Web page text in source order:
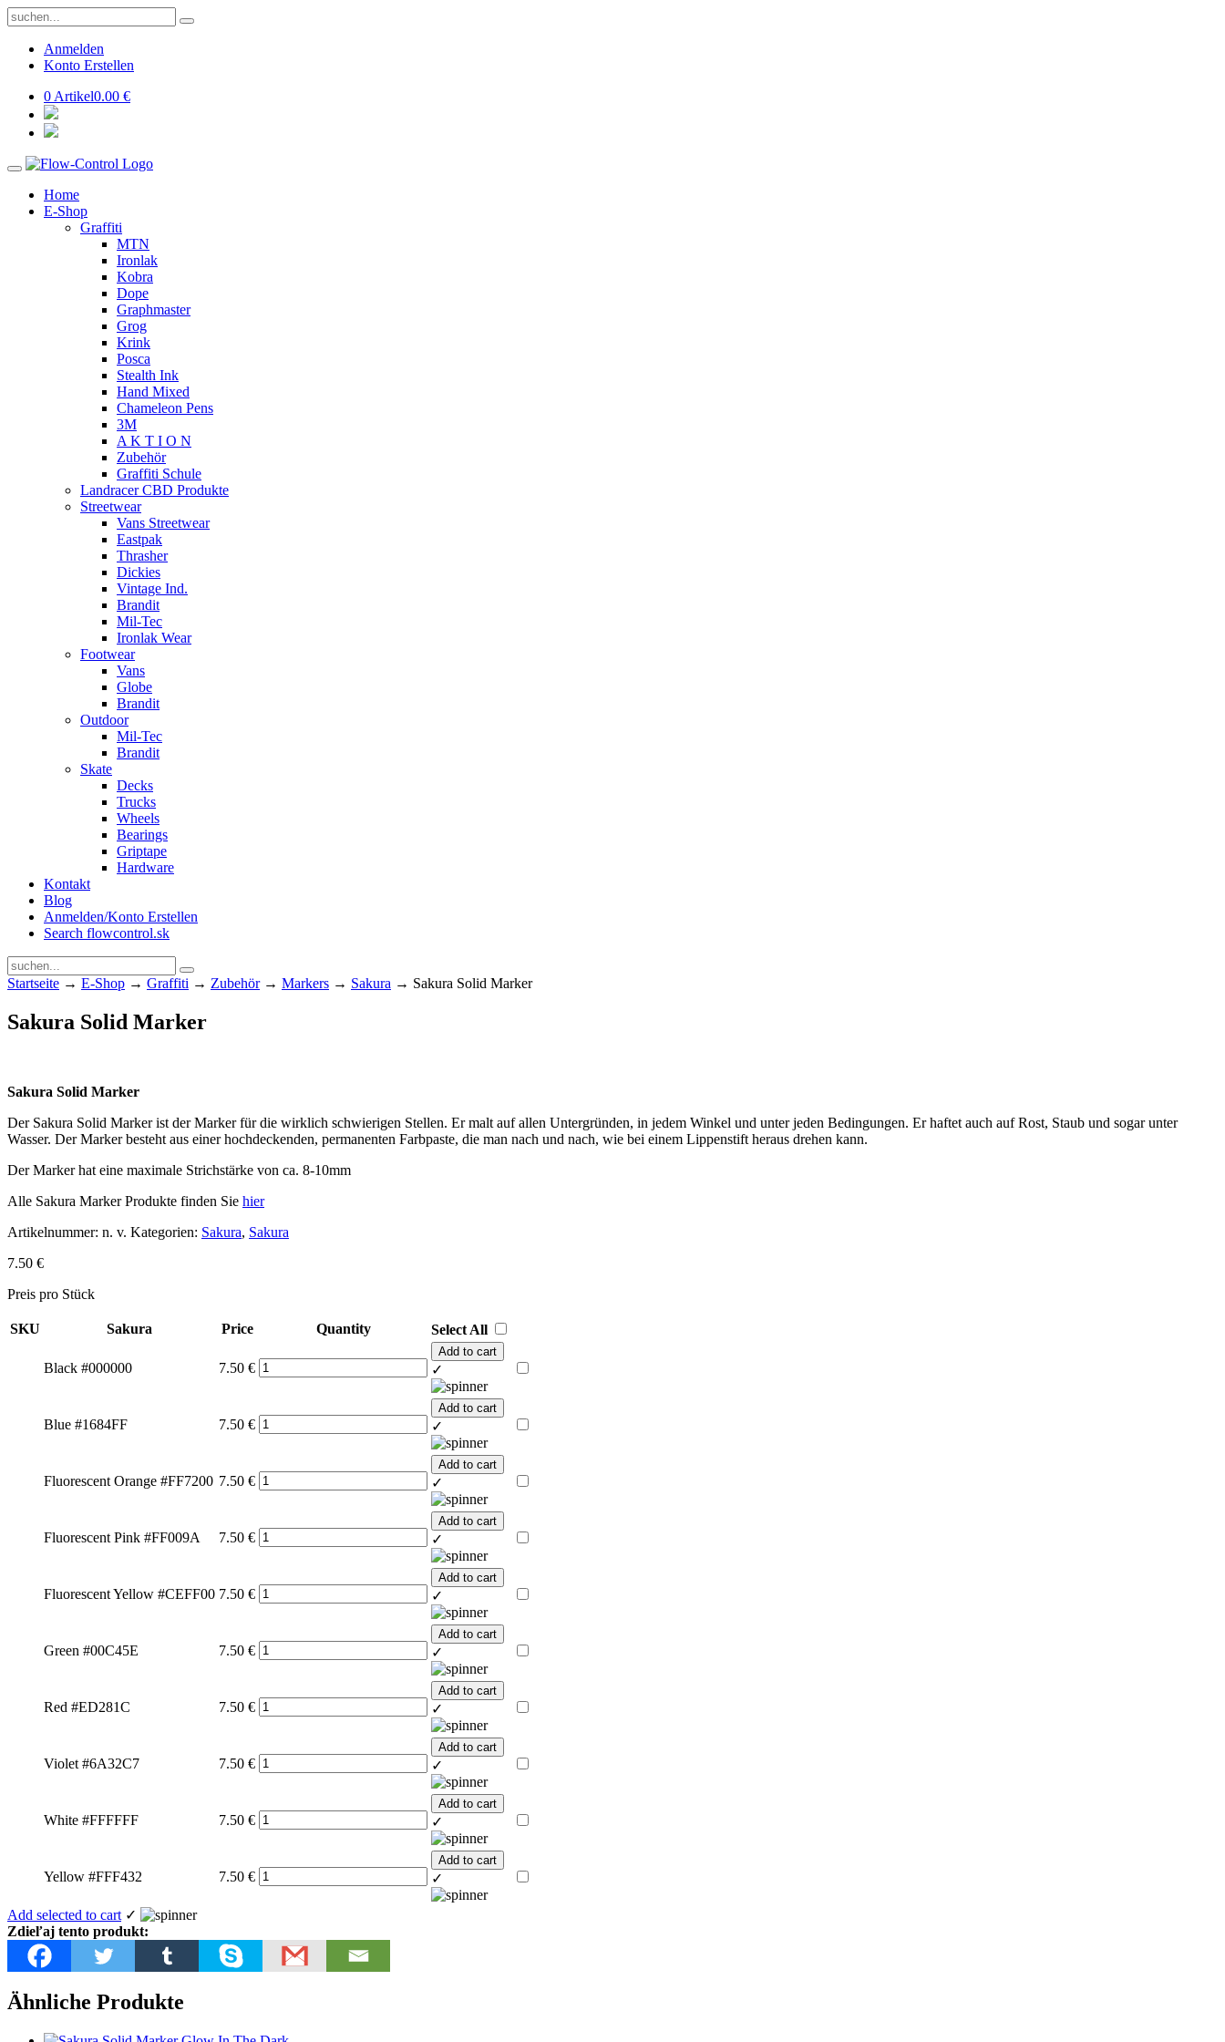
Anmelden
Konto Erstellen
0 Artikel0.00 €
Home
E-Shop
Graffiti
MTN
Ironlak
Kobra
Dope
Graphmaster
Grog
Krink
Posca
Stealth Ink
Hand Mixed
Chameleon Pens
3M
A K T I O N
Zubehör
Graffiti Schule
Landracer CBD Produkte
Streetwear
Vans Streetwear
Eastpak
Thrasher
Dickies
Vintage Ind.
Brandit
Mil-Tec
Ironlak Wear
Footwear
Vans
Globe
Brandit
Outdoor
Mil-Tec
Brandit
Skate
Decks
Trucks
Wheels
Bearings
Griptape
Hardware
Kontakt
Blog
Anmelden/Konto Erstellen
Search flowcontrol.sk
Startseite → E-Shop → Graffiti → Zubehör→ Markers → Sakura → Sakura Solid Marker
Sakura Solid Marker
Sakura Solid Marker
Der Sakura Solid Marker ist der Marker für die wirklich schwierigen Stellen. Er malt auf allen Untergründen, in jedem Winkel und unter jeden Bedingungen. Er haftet auch auf Rost, Staub und sogar unter
Wasser. Der Marker besteht aus einer hochdeckenden, permanenten Farbpaste, die man nach und nach, wie bei einem Lippenstift heraus drehen kann.
Der Marker hat eine maximale Strichstärke von ca. 8-10mm
Alle Sakura Marker Produkte finden Sie hier
Artikelnummer: n. v. Kategorien: Sakura, Sakura
7.50 €
Preis pro Stück
SKU Sakura Price Quantity Select All
Black #000000 7.50 €
Add to cart
✓
Blue #1684FF 7.50 €
Add to cart
✓
Fluorescent Orange #FF7200 7.50 €
Add to cart
✓
Fluorescent Pink #FF009A 7.50 €
Add to cart
✓
Fluorescent Yellow #CEFF00 7.50 €
Add to cart
✓
Green #00C45E 7.50 €
Add to cart
✓
Red #ED281C 7.50 €
Add to cart
✓
Violet #6A32C7 7.50 €
Add to cart
✓
White #FFFFFF 7.50 €
Add to cart
✓
Yellow #FFF432 7.50 €
Add to cart
✓
Add selected to cart ✓
Zdieľaj tento produkt:
Ähnliche Produkte